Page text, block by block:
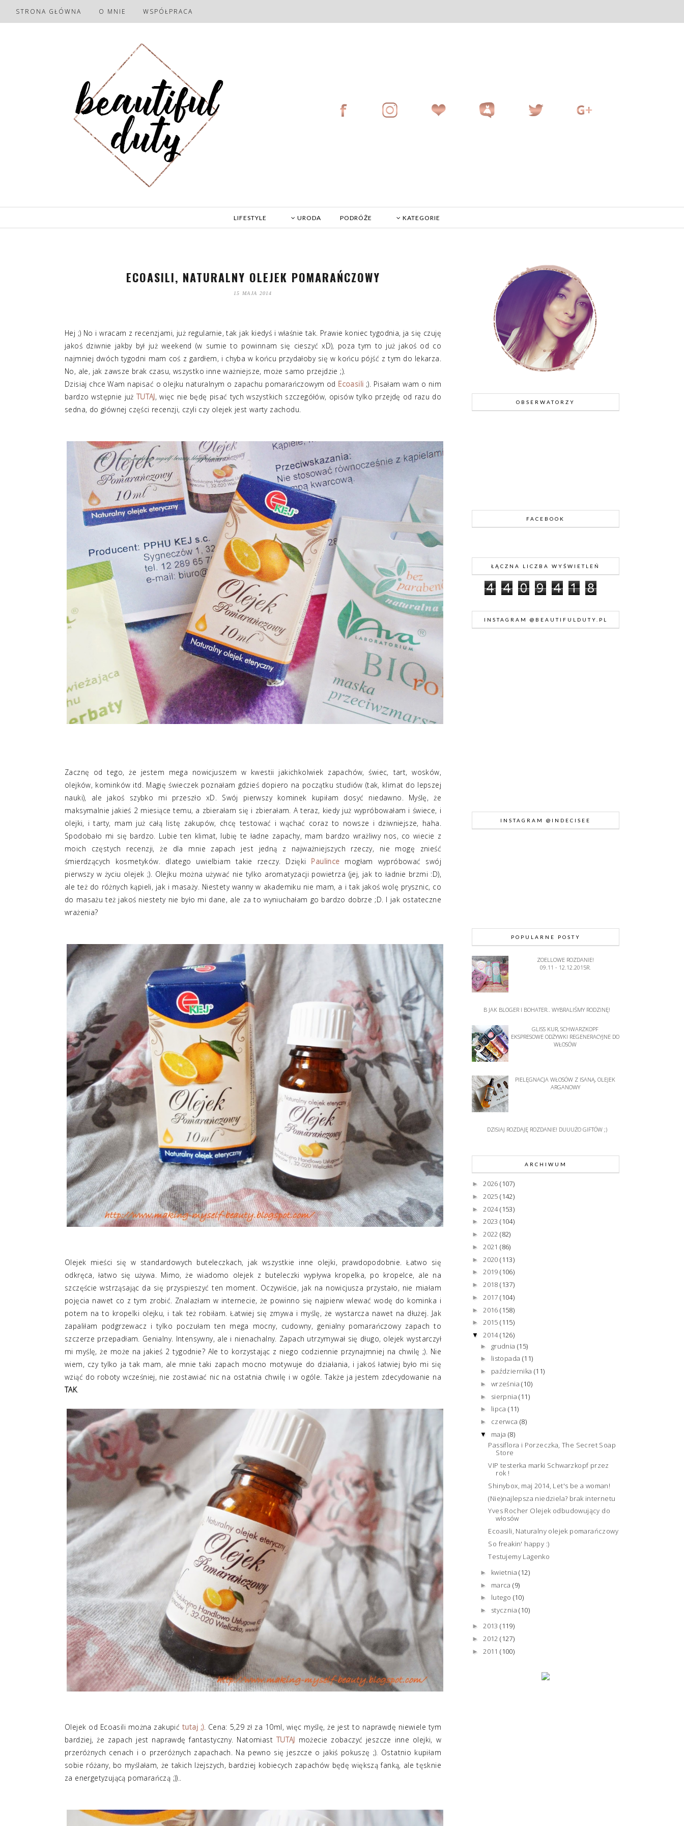
STRONA GŁÓWNA O MNIE WSPÓŁPRACA
LIFESTYLE URODA PODRÓŻE KATEGORIE
ECOASILI, NATURALNY OLEJEK POMARAŃCZOWY
15 MAJA 2014
Hej ;) No i wracam z recenzjami, już regularnie, tak jak kiedyś i właśnie tak. Prawie koniec tygodnia, ja się czuję
jakoś dziwnie jakby był już weekend (w sumie to powinnam się cieszyć xD), poza tym to już jakoś od co
najmniej dwóch tygodni mam coś z gardłem, i chyba w końcu przydałoby się w końcu pójść z tym do lekarza.
No, ale, jak zawsze brak czasu, wszystko inne ważniejsze, może samo przejdzie ;).
Dzisiaj chce Wam napisać o olejku naturalnym o zapachu pomarańczowym od Ecoasili ;). Pisałam wam o nim
bardzo wstępnie już TUTAJ, więc nie będę pisać tych wszystkich szczegółów, opisów tylko przejdę od razu do
sedna, do głównej części recenzji, czyli czy olejek jest warty zachodu.
Zacznę od tego, że jestem mega nowicjuszem w kwestii jakichkolwiek zapachów, świec, tart, wosków,
olejków, kominków itd. Magię świeczek poznałam gdzieś dopiero na początku studiów (tak, klimat do lepszej
nauki), ale jakoś szybko mi przeszło xD. Swój pierwszy kominek kupiłam dosyć niedawno. Myślę, że
maksymalnie jakieś 2 miesiące temu, a zbierałam się i zbierałam. A teraz, kiedy już wypróbowałam i świece, i
olejki, i tarty, mam już całą listę zakupów, chcę testować i wąchać coraz to nowsze i dziwniejsze, haha.
Spodobało mi się bardzo. Lubie ten klimat, lubię te ładne zapachy, mam bardzo wrażliwy nos, co wiecie z
moich częstych recenzji, że dla mnie zapach jest jedną z najważniejszych rzeczy, nie mogę znieść
śmierdzących kosmetyków. dlatego uwielbiam takie rzeczy. Dzięki Paulince mogłam wypróbować swój
pierwszy w życiu olejek ;). Olejku można używać nie tylko aromatyzacji powietrza (jej, jak to ładnie brzmi :D),
ale też do różnych kąpieli, jak i masaży. Niestety wanny w akademiku nie mam, a i tak jakoś wolę prysznic, co
do masażu też jakoś niestety nie było mi dane, ale za to wyniuchałam go bardzo dobrze ;D. I jak ostateczne
wrażenia?
Olejek mieści się w standardowych buteleczkach, jak wszystkie inne olejki, prawdopodobnie. Łatwo się
odkręca, łatwo się używa. Mimo, że wiadomo olejek z buteleczki wypływa kropelka, po kropelce, ale na
szczęście wstrząsając da się przyspieszyć ten moment. Oczywiście, jak na nowicjusza przystało, nie miałam
pojęcia nawet co z tym zrobić. Znalazłam w internecie, że powinno się najpierw wlewać wodę do kominka i
potem na to kropelki olejku, i tak też robiłam. Łatwiej się zmywa i myślę, że wystarcza nawet na dłużej. Jak
zapaliłam podgrzewacz i tylko poczułam ten mega mocny, cudowny, genialny pomarańczowy zapach to
szczerze przepadłam. Genialny. Intensywny, ale i nienachalny. Zapach utrzymywał się długo, olejek wystarczył
mi myślę, że może na jakieś 2 tygodnie? Ale to korzystając z niego codziennie przynajmniej na chwilę ;). Nie
wiem, czy tylko ja tak mam, ale mnie taki zapach mocno motywuje do działania, i jakoś łatwiej było mi się
wziąć do roboty wcześniej, nie zostawiać nic na ostatnia chwilę i w ogóle. Także ja jestem zdecydowanie na
TAK.
Olejek od Ecoasili można zakupić tutaj ;). Cena: 5,29 zł za 10ml, więc myślę, że jest to naprawdę niewiele tym
bardziej, że zapach jest naprawdę fantastyczny. Natomiast TUTAJ możecie zobaczyć jeszcze inne olejki, w
przeróżnych cenach i o przeróżnych zapachach. Na pewno się jeszcze o jakiś pokuszę ;). Ostatnio kupiłam
sobie różany, bo myślałam, że takich lżejszych, bardziej kobiecych zapachów będę większą fanką, ale tęsknie
za energetyzującą pomarańczą ;))..
OBSERWATORZY
FACEBOOK
ŁĄCZNA LICZBA WYŚWIETLEŃ
4 4 0 9 4 1 8
INSTAGRAM @BEAUTIFULDUTY.PL
INSTAGRAM @INDECISEE
POPULARNE POSTY
ZOELLOWE ROZDANIE!
09.11 - 12.12.2015R.
B JAK BLOGER I BOHATER.. WYBRALIŚMY RODZINĘ!
GLISS KUR, SCHWARZKOPF
EKSPRESOWE ODŻYWKI REGENERACYJNE DO
WŁOSÓW
PIELĘGNACJA WŁOSÓW Z ISANĄ, OLEJEK
ARGANOWY
DZISIAJ ROZDAJĘ ROZDANIE! DUUUŻO GIFTÓW ;)
ARCHIWUM
►2026(107)
► 2025(142)
► 2024(153)
►2023(104)
►2022(82)
► 2021(86)
► 2020(113)
►2019(106)
►2018(137)
► 2017(104)
► 2016(158)
►2015(115)
▼2014(126)
► grudnia (15)
► listopada (11)
► października (11)
► września(10)
► sierpnia(11)
► lipca(11)
► czerwca (8)
▼ maja (8)
Passiflora i Porzeczka, The Secret Soap
Store
VIP testerka marki Schwarzkopf przez
rok !
Shinybox, maj 2014, Let's be a woman!
(Nie)najlepsza niedziela? brak internetu
Yves Rocher Olejek odbudowujący do
włosów
Ecoasili, Naturalny olejek pomarańczowy
So freakin' happy :)
Testujemy Lagenko
► kwietnia(12)
► marca(9)
► lutego (10)
► stycznia(10)
►2013(119)
►2012(127)
► 2011(100)